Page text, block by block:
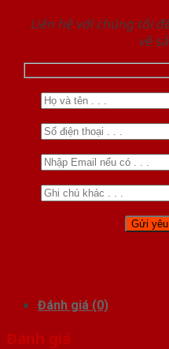
Liên hệ với chúng tôi
về
Đánh giá (0)
Đánh giá